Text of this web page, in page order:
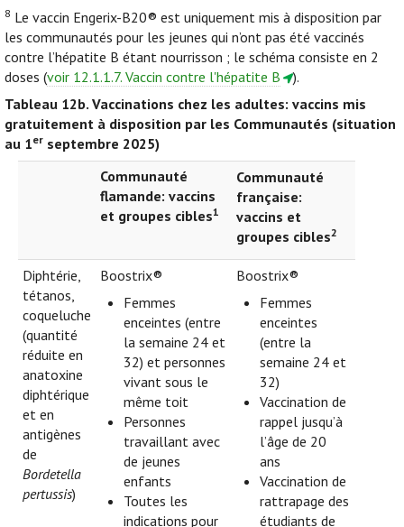
8 Le vaccin Engerix-B20® est uniquement mis à disposition par
les communautés pour les jeunes qui n’ont pas été vaccinés
contre l’hépatite B étant nourrisson ; le schéma consiste en 2
doses (voir 12.1.1.7. Vaccin contre l'hépatite B
).
Tableau 12b. Vaccinations chez les adultes: vaccins mis
gratuitement à disposition par les Communautés (situation
au 1er septembre 2025)
Communauté
flamande: vaccins
et groupes cibles1
Communauté
française:
vaccins et
groupes cibles2
Diphtérie,
tétanos,
coqueluche
(quantité
réduite en
anatoxine
diphtérique
et en
antigènes
de
Bordetella
pertussis)
Boostrix®
Femmes
enceintes (entre
la semaine 24 et
32) et personnes
vivant sous le
même toit
Personnes
travaillant avec
de jeunes
enfants
Toutes les
indications pour
Boostrix®
Femmes
enceintes
(entre la
semaine 24 et
32)
Vaccination de
rappel jusqu’à
l’âge de 20
ans
Vaccination de
rattrapage des
étudiants de